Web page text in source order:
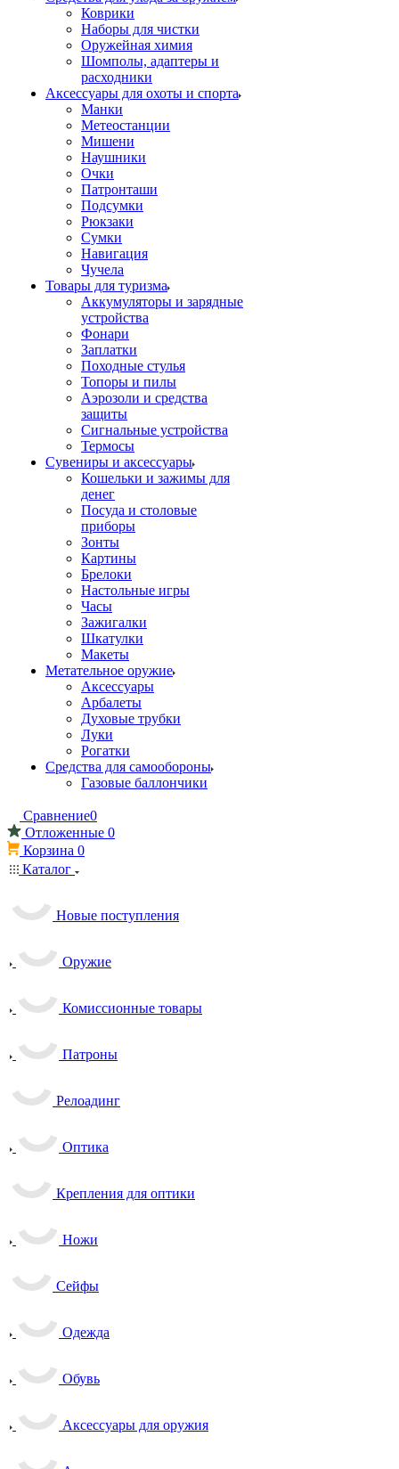
Коврики
Наборы для чистки
Оружейная химия
Шомполы, адаптеры и
расходники
Аксессуары для охоты и спорта
Манки
Метеостанции
Мишени
Наушники
Очки
Патронташи
Подсумки
Рюкзаки
Сумки
Навигация
Чучела
Товары для туризма
Аккумуляторы и зарядные
устройства
Фонари
Заплатки
Походные стулья
Топоры и пилы
Аэрозоли и средства
защиты
Сигнальные устройства
Термосы
Сувениры и аксессуары
Кошельки и зажимы для
денег
Посуда и столовые
приборы
Зонты
Картины
Брелоки
Настольные игры
Часы
Зажигалки
Шкатулки
Макеты
Метательное оружие
Аксессуары
Арбалеты
Духовые трубки
Луки
Рогатки
Средства для самообороны
Газовые баллончики
Сравнение0
Отложенные 0
Корзина 0
Каталог
Новые поступления
Оружие
Комиссионные товары
Патроны
Релоадинг
Оптика
Крепления для оптики
Ножи
Сейфы
Одежда
Обувь
Аксессуары для оружия